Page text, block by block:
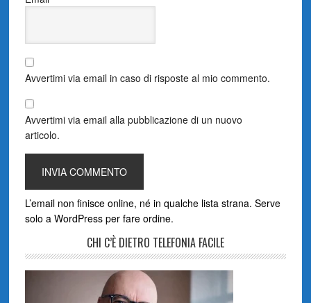
Avvertimi via email in caso di risposte al mio commento.
Avvertimi via email alla pubblicazione di un nuovo
articolo.
L’email non finisce online, né in qualche lista strana. Serve
solo a WordPress per fare ordine.
CHI C’È DIETRO TELEFONIA FACILE